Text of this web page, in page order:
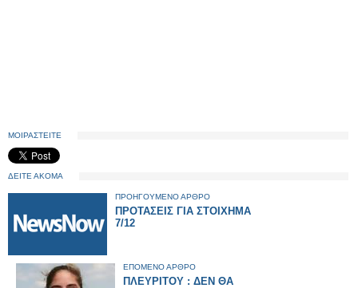
ΜΟΙΡΑΣΤΕΙΤΕ
ΔΕΙΤΕ ΑΚΟΜΑ
ΠΡΟΗΓΟΥΜΕΝΟ ΑΡΘΡΟ
ΠΡΟΤΑΣΕΙΣ ΓΙΑ ΣΤΟΙΧΗΜΑ
7/12
ΕΠΟΜΕΝΟ ΑΡΘΡΟ
ΠΛΕΥΡΙΤΟΥ : ΔΕΝ ΘΑ